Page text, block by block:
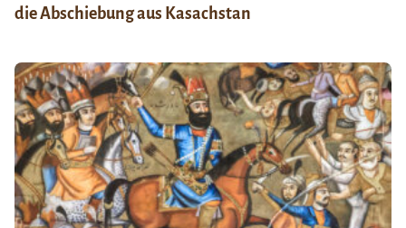
die Abschiebung aus Kasachstan